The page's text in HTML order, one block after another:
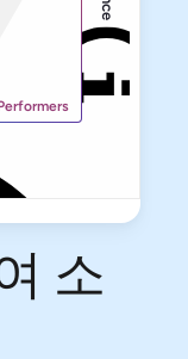
소